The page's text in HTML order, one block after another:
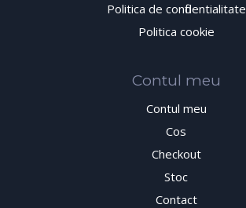
Politica de confidentialitate
Politica cookie
Contul meu
Contul meu
Cos
Checkout
Stoc
Contact